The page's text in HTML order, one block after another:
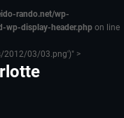
rando.net/wp-
wp-display-header.php on line
2012/03/03.png')" >